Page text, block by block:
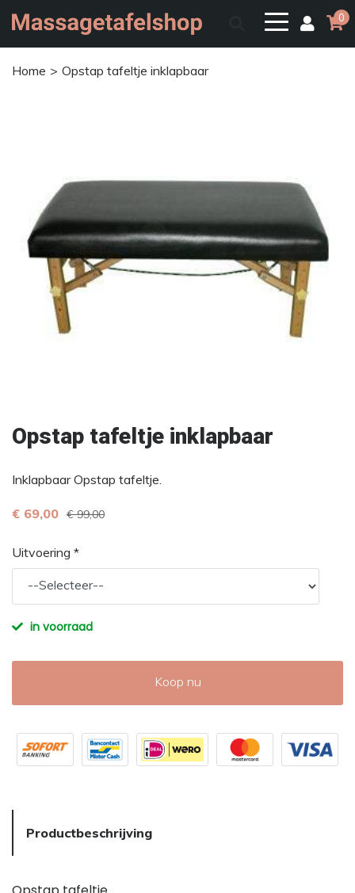
0
Home Opstap tafeltje inklapbaar
Opstap tafeltje inklapbaar
Inklapbaar Opstap tafeltje.
€ 69,00 € 99,00
Uitvoering *
in voorraad
Koop nu
Productbeschrijving